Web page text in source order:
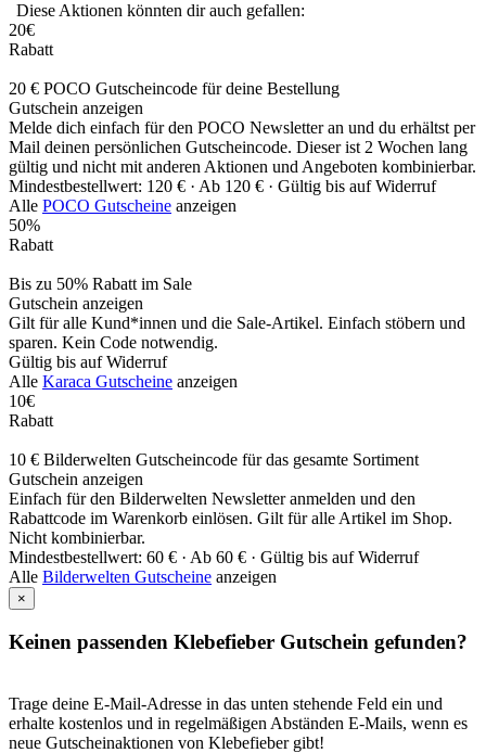
Diese Aktionen könnten dir auch gefallen:
20€
Rabatt
20 € POCO Gutscheincode für deine Bestellung
Gutschein anzeigen
Melde dich einfach für den POCO Newsletter an und du erhältst per
Mail deinen persönlichen Gutscheincode. Dieser ist 2 Wochen lang
gültig und nicht mit anderen Aktionen und Angeboten kombinierbar.
Mindestbestellwert: 120 € · Ab 120 € · Gültig bis auf Widerruf
Alle POCO Gutscheine anzeigen
50%
Rabatt
Bis zu 50% Rabatt im Sale
Gutschein anzeigen
Gilt für alle Kund*innen und die Sale-Artikel. Einfach stöbern und
sparen. Kein Code notwendig.
Gültig bis auf Widerruf
Alle Karaca Gutscheine anzeigen
10€
Rabatt
10 € Bilderwelten Gutscheincode für das gesamte Sortiment
Gutschein anzeigen
Einfach für den Bilderwelten Newsletter anmelden und den
Rabattcode im Warenkorb einlösen. Gilt für alle Artikel im Shop.
Nicht kombinierbar.
Mindestbestellwert: 60 € · Ab 60 € · Gültig bis auf Widerruf
Alle Bilderwelten Gutscheine anzeigen
×
Keinen passenden Klebefieber Gutschein gefunden?
Trage deine E-Mail-Adresse in das unten stehende Feld ein und
erhalte kostenlos und in regelmäßigen Abständen E-Mails, wenn es
neue Gutscheinaktionen von Klebefieber gibt!